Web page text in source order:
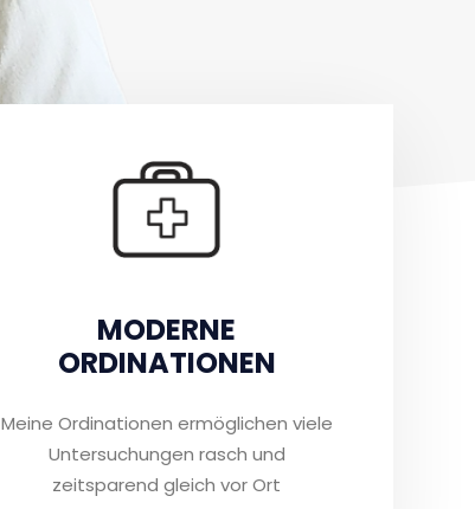
MODERNE
ORDINATIONEN
Meine Ordinationen ermöglichen viele
Untersuchungen rasch und
zeitsparend gleich vor Ort